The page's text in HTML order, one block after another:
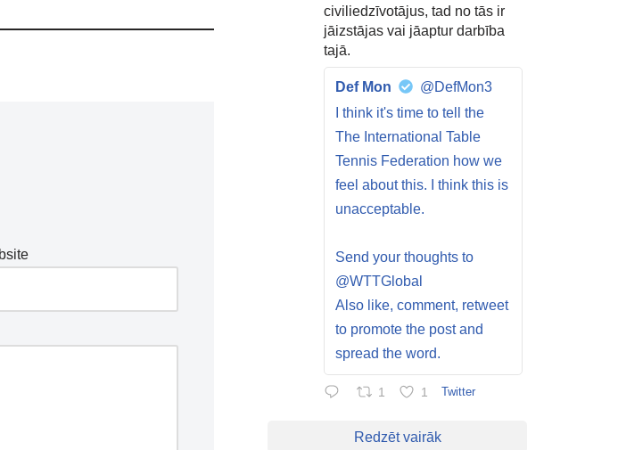
civiliedzīvotājus, tad no tās ir
jāizstājas vai jāaptur darbība
tajā.
Def Mon
@DefMon3
I think it's time to tell the
The International Table
Tennis Federation how we
feel about this. I think this is
unacceptable.
Send your thoughts to
@WTTGlobal
Also like, comment, retweet
to promote the post and
spread the word.
1 1 Twitter
Redzēt vairāk